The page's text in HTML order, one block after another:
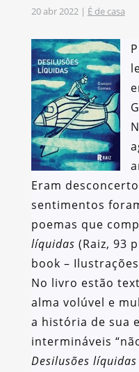
20 abr 2022| É de casa
Eram
sentimentos
poemas que
líquidas (Raiz, 93
book –
No livro estão
alma volúvel e
a história de sua
intermináveis
Desilusões líquidas